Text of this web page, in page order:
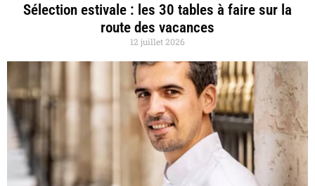
Sélection estivale : les 30 tables à faire sur la
route des vacances
12 juillet 2026